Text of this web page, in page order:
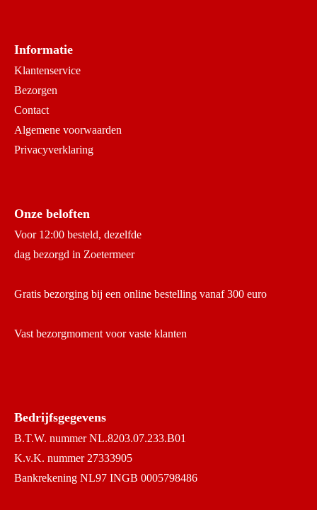
Informatie
Klantenservice
Bezorgen
Contact
Algemene voorwaarden
Privacyverklaring
Onze beloften
Voor 12:00 besteld, dezelfde
dag bezorgd in Zoetermeer
Gratis bezorging bij een online bestelling vanaf 300 euro
Vast bezorgmoment voor vaste klanten
Bedrijfsgegevens
B.T.W. nummer NL.8203.07.233.B01
K.v.K. nummer 27333905
Bankrekening NL97 INGB 0005798486